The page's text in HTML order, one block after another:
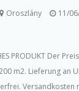
Oroszlány 11/
PRODUKT Der
m2. Lieferung
Versandkosten